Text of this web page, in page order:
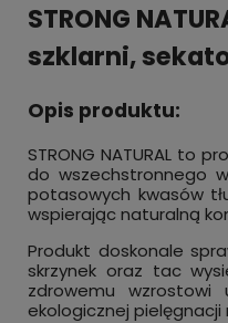
Środek na mrówki
ogrodzie proszek RED
41,99 zł
STRONG
szklarni,
Opis produktu:
STRONG NATURAL to
do wszechstronnego
potasowych kwasów
wspierając naturalną
Produkt doskonale
skrzynek oraz tac
zdrowemu
ekologicznej pielęgnacji